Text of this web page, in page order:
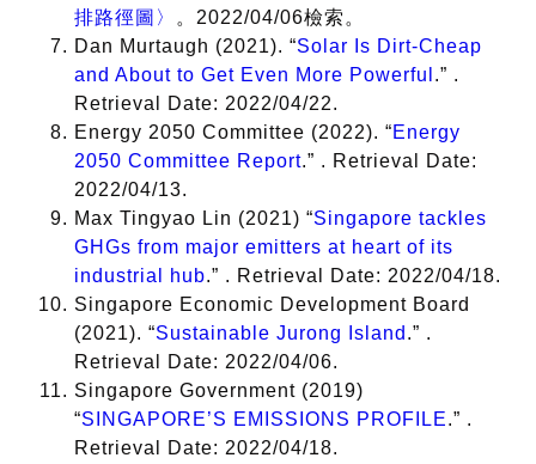
排路徑圖〉 。2022/04/06檢索。
Dan Murtaugh (2021). “Solar Is Dirt-Cheap
and About to Get Even More Powerful .” .
Retrieval Date: 2022/04/22.
Energy 2050 Committee (2022). “Energy
2050 Committee Report.” . Retrieval Date:
2022/04/13.
Max Tingyao Lin (2021) “Singapore tackles
GHGs from major emitters at heart of its
industrial hub.” . Retrieval Date: 2022/04/18.
Singapore Economic Development Board
(2021). “Sustainable Jurong Island .” .
Retrieval Date: 2022/04/06.
Singapore Government (2019)
“SINGAPORE’S EMISSIONS PROFILE.” .
Retrieval Date: 2022/04/18.